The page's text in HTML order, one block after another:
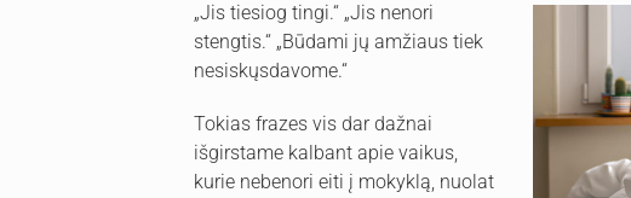
„Jis tiesiog tingi.“ „Jis nenori
stengtis.“ „Būdami jų amžiaus tiek
nesiskųsdavome.“
Tokias frazes vis dar dažnai
išgirstame kalbant apie vaikus,
kurie nebenori eiti į mokyklą, nuolat